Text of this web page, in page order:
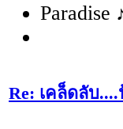
Paradise
Re: เคล็ดลับ